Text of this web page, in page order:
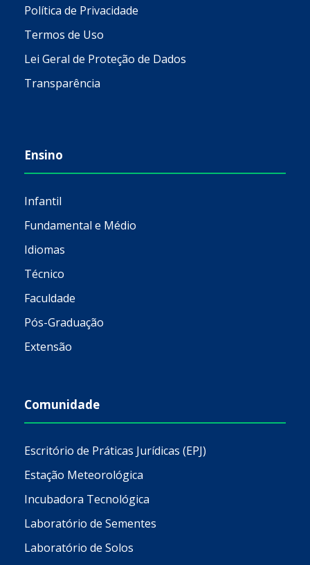
Política de Privacidade
Termos de Uso
Lei Geral de Proteção de Dados
Transparência
Ensino
Infantil
Fundamental e Médio
Idiomas
Técnico
Faculdade
Pós-Graduação
Extensão
Comunidade
Escritório de Práticas Jurídicas (EPJ)
Estação Meteorológica
Incubadora Tecnológica
Laboratório de Sementes
Laboratório de Solos